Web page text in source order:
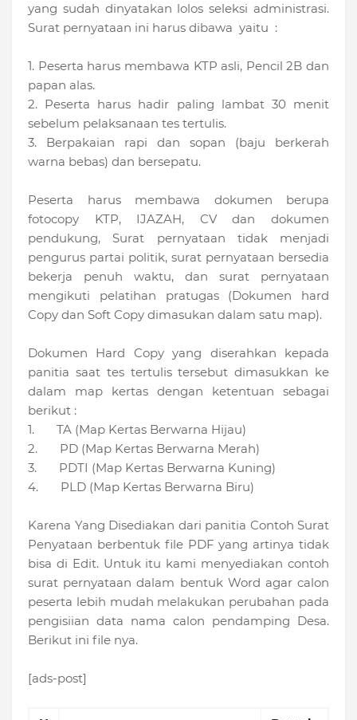
yang sudah dinyatakan lolos seleksi administrasi.
Surat pernyataan ini harus dibawa yaitu :
1. Peserta harus membawa KTP asli, Pencil 2B dan
papan alas.
2. Peserta harus hadir paling lambat 30 menit
sebelum pelaksanaan tes tertulis.
3. Berpakaian rapi dan sopan (baju berkerah
warna bebas) dan bersepatu.
Peserta harus membawa dokumen berupa
fotocopy KTP, IJAZAH, CV dan dokumen
pendukung, Surat pernyataan tidak menjadi
pengurus partai politik, surat pernyataan bersedia
bekerja penuh waktu, dan surat pernyataan
mengikuti pelatihan pratugas (Dokumen hard
Copy dan Soft Copy dimasukan dalam satu map).
Dokumen Hard Copy yang diserahkan kepada
panitia saat tes tertulis tersebut dimasukkan ke
dalam map kertas dengan ketentuan sebagai
berikut :
1. TA (Map Kertas Berwarna Hijau)
2. PD (Map Kertas Berwarna Merah)
3. PDTI (Map Kertas Berwarna Kuning)
4. PLD (Map Kertas Berwarna Biru)
Karena Yang Disediakan dari panitia Contoh Surat
Penyataan berbentuk file PDF yang artinya tidak
bisa di Edit. Untuk itu kami menyediakan contoh
surat pernyataan dalam bentuk Word agar calon
peserta lebih mudah melakukan perubahan pada
pengisiian data nama calon pendamping Desa.
Berikut ini file nya.
[ads-post]